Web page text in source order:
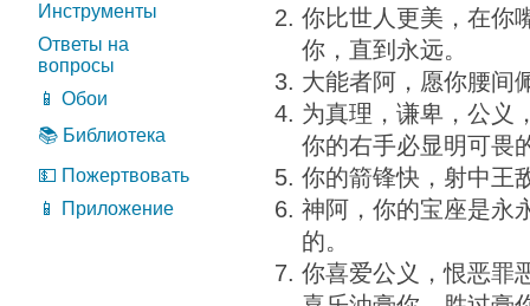
Инструменты
Ответы на
вопросы
📱 Обои
📚 Библиотека
💵 Пожертвовать
📱 Приложение
你比世人更美，在你
你，直到永远。
大能者阿，愿你腰间
为真理，谦卑，公义
你的右手必显明可畏
你的箭锋快，射中王
神阿，你的宝座是永
的。
你喜爱公义，恨恶罪